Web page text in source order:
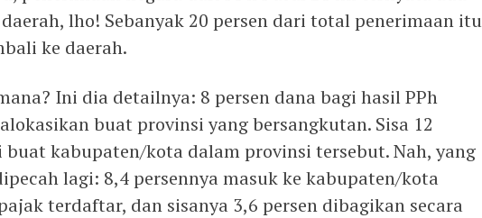
lho! Sebanyak 20 persen dari total penerimaan itu
ke daerah.
Ini dia detailnya: 8 persen dana bagi hasil PPh
buat provinsi yang bersangkutan. Sisa 12
buat kabupaten/kota dalam provinsi tersebut. Nah, yang
lagi: 8,4 persennya masuk ke kabupaten/kota
terdaftar, dan sisanya 3,6 persen dibagikan secara